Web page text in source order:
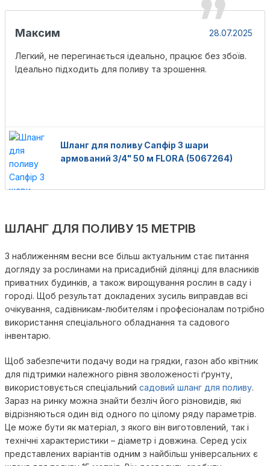
Максим 28.07.2025
Легкий, не перегинається ідеально, працює без збоїв.
Ідеально підходить для поливу та зрошення.
Шланг для поливу Сапфір 3 шари
армований 3/4" 50 м FLORA (5067264)
ШЛАНГ ДЛЯ ПОЛИВУ 15 МЕТРІВ
З наближенням весни все більш актуальним стає питання
догляду за рослинами на присадибній ділянці для власників
приватних будинків, а також вирощування рослин в саду і
городі. Щоб результат докладених зусиль виправдав всі
очікування, садівникам-любителям і професіоналам потрібно
використання спеціального обладнання та садового
інвентарю.
Щоб забезпечити подачу води на грядки, газон або квітник
для підтримки належного рівня зволоженості ґрунту,
використовується спеціальний садовий шланг для поливу.
Зараз на ринку можна знайти безліч його різновидів, які
відрізняються один від одного по цілому ряду параметрів.
Це може бути як матеріал, з якого він виготовлений, так і
технічні характеристики – діаметр і довжина. Серед усіх
представлених варіантів одним з найбільш універсальних є